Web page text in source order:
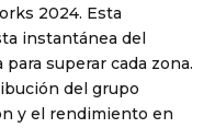
2024. Esta
instantánea del
superar cada zona.
del grupo
y el rendimiento en